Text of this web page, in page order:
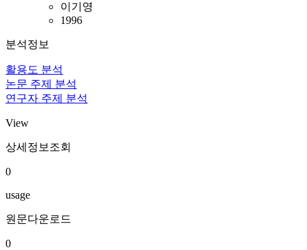
이기영
1996
분석정보
활용도 분석
논문 주제 분석
연구자 주제 분석
View
상세정보조회
0
usage
원문다운로드
0